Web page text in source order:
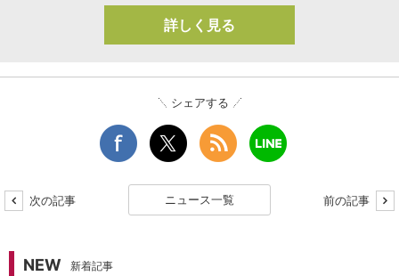
詳しく見る
シェアする
次の記事 ニュース一覧 前の記事
NEW 新着記事